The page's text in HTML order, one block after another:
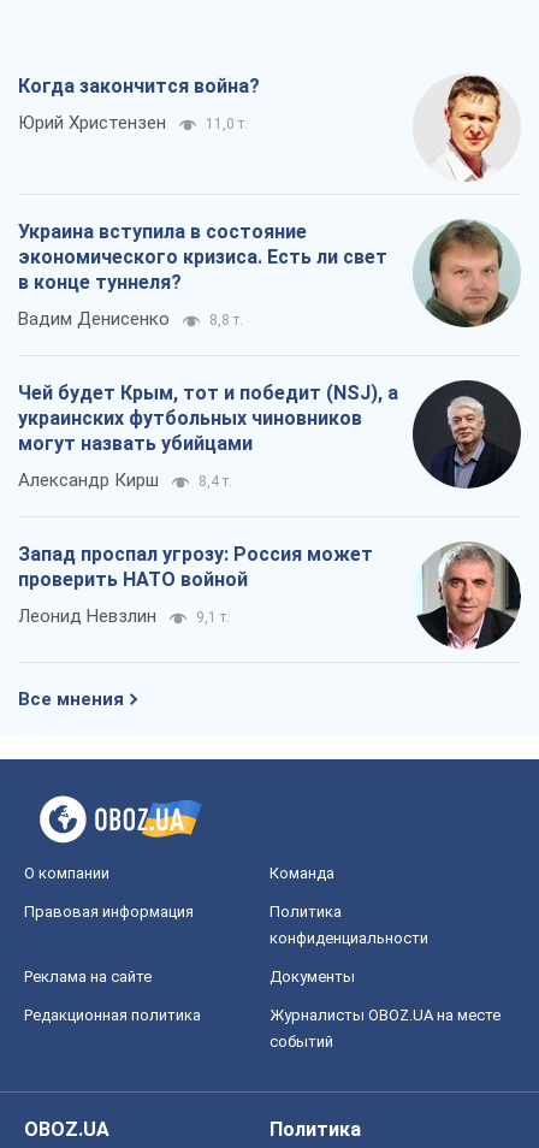
Когда закончится война?
Юрий Христензен 11,0 т.
Украина вступила в состояние
экономического кризиса. Есть ли свет
в конце туннеля?
Вадим Денисенко 8,8 т.
Чей будет Крым, тот и победит (NSJ), а
украинских футбольных чиновников
могут назвать убийцами
Александр Кирш 8,4 т.
Запад проспал угрозу: Россия может
проверить НАТО войной
Леонид Невзлин 9,1 т.
Все мнения
О компании Команда
Правовая информация
Политика
конфиденциальности
Реклама на сайте Документы
Редакционная политика
Журналисты OBOZ.UA на месте
событий
OBOZ.UA
Политика